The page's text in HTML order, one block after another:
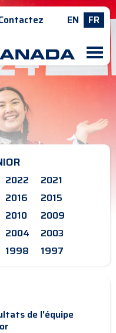
EN FR
M
2022
2021
2016
2015
2010
2009
2004
2003
1998 1997
de l'équipe